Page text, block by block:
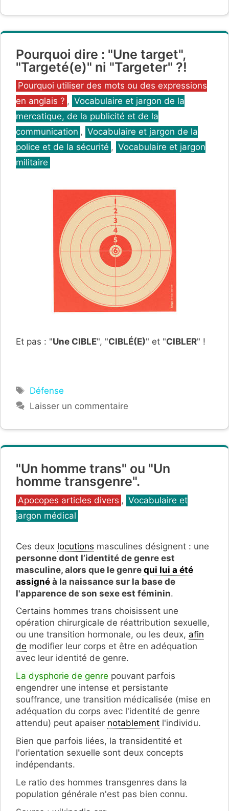
Pourquoi dire : "Une target",
"Targeté(e)" ni "Targeter" ?!
Catégories
Pourquoi utiliser des mots ou des expressions
en anglais ? , Vocabulaire et jargon de la
mercatique, de la publicité et de la
communication , Vocabulaire et jargon de la
police et de la sécurité , Vocabulaire et jargon
militaire
Et pas : "Une CIBLE", "CIBLÉ(E)" et "CIBLER" !
Étiquettes
Défense
Laisser un commentaire
"Un homme trans" ou "Un
homme transgenre".
Catégories
Apocopes articles divers , Vocabulaire et
jargon médical
Ces deux locutions masculines désignent : une
personne dont l’identité de genre est
masculine, alors que le genre qui lui a été
assigné à la naissance sur la base de
l'apparence de son sexe est féminin.
Certains hommes trans choisissent une
opération chirurgicale de réattribution sexuelle,
ou une transition hormonale, ou les deux, afin
de modifier leur corps et être en adéquation
avec leur identité de genre.
La dysphorie de genre pouvant parfois
engendrer une intense et persistante
souffrance, une transition médicalisée (mise en
adéquation du corps avec l'identité de genre
attendu) peut apaiser notablement l'individu.
Bien que parfois liées, la transidentité et
l'orientation sexuelle sont deux concepts
indépendants.
Le ratio des hommes transgenres dans la
population générale n'est pas bien connu.